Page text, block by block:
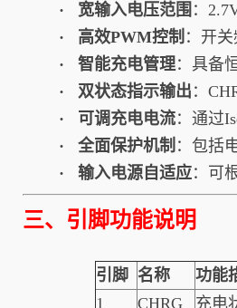
· 宽输入电压范围 ：
· 高效PWM控制 ：开
· 智能充电管理：具备
· 双状态指示输出 ：
· 可调充电电流：通过
· 全面保护机制 ：包括
· 输入电源自适应：可
三、引脚功能说明
引脚 名称
功能
1
CHRG
充电